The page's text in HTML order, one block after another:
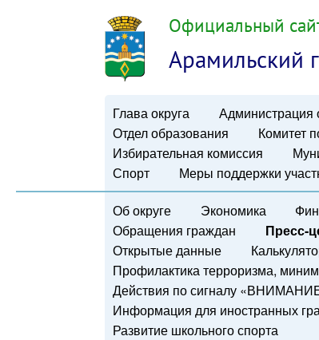
Официальный
Арамильский
Глава округа Администрация
Отдел образования
Комитет
Избирательная комиссия
Спорт
Меры поддержки
Об округе Экономика
Обращения граждан
Пресс-
Открытые данные
Профилактика терроризма,
Действия по сигналу
Информация для иностранных
Развитие школьного спорта